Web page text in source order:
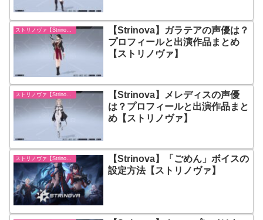
【Strinova】ガラテアの声優は？
プロフィールと出演作品まとめ
【ストリノヴァ】
【Strinova】メレディスの声優
は？プロフィールと出演作品まと
め【ストリノヴァ】
ストリノヴァ【Strinova】
【Strinova】「ごめん」ボイスの
設定方法【ストリノヴァ】